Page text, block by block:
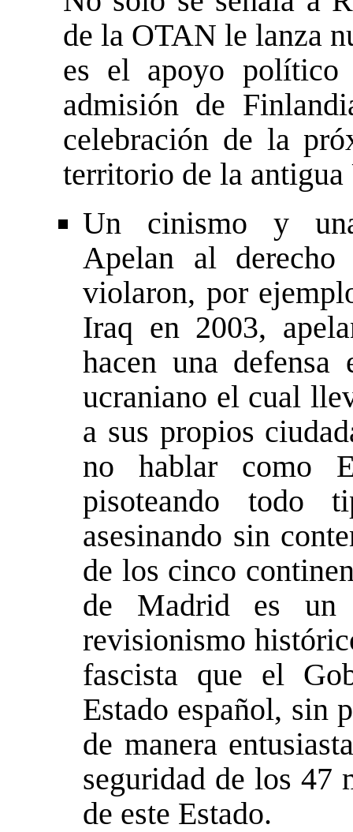
de la OTAN le lanza
es el apoyo
admisión de
celebración de la
territorio de la
Un cinismo y una
Apelan al
violaron, por
Iraq en 2003,
hacen una defensa
ucraniano el cual
a sus propios
no hablar como
pisoteando todo
asesinando sin
de los cinco
de Madrid es
revisionismo
fascista que el
Estado español, sin
de manera
seguridad de los 47
de este Estado.